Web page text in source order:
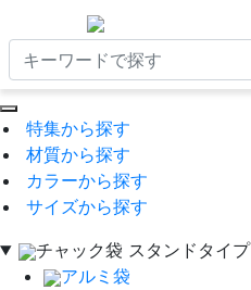
特集から探す
材質から探す
カラーから探す
サイズから探す
チャック袋 スタンドタイプ
アルミ袋